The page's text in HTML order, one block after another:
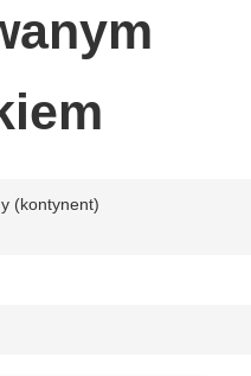
(kontynent)